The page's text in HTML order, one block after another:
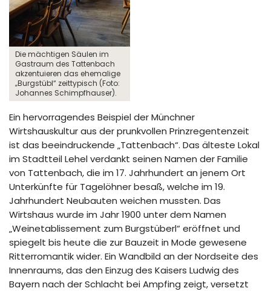
Die mächtigen Säulen im
Gastraum des Tattenbach
akzentuieren das ehemalige
„Burgstübl“ zeittypisch (Foto:
Johannes Schimpfhauser).
Ein hervorragendes Beispiel der Münchner
Wirtshauskultur aus der prunkvollen Prinzregentenzeit
ist das beeindruckende „Tattenbach“. Das älteste Lokal
im Stadtteil Lehel verdankt seinen Namen der Familie
von Tattenbach, die im 17. Jahrhundert an jenem Ort
Unterkünfte für Tagelöhner besaß, welche im 19.
Jahrhundert Neubauten weichen mussten. Das
Wirtshaus wurde im Jahr 1900 unter dem Namen
„Weinetablissement zum Burgstüberl“ eröffnet und
spiegelt bis heute die zur Bauzeit in Mode gewesene
Ritterromantik wider. Ein Wandbild an der Nordseite des
Innenraums, das den Einzug des Kaisers Ludwig des
Bayern nach der Schlacht bei Ampfing zeigt, versetzt